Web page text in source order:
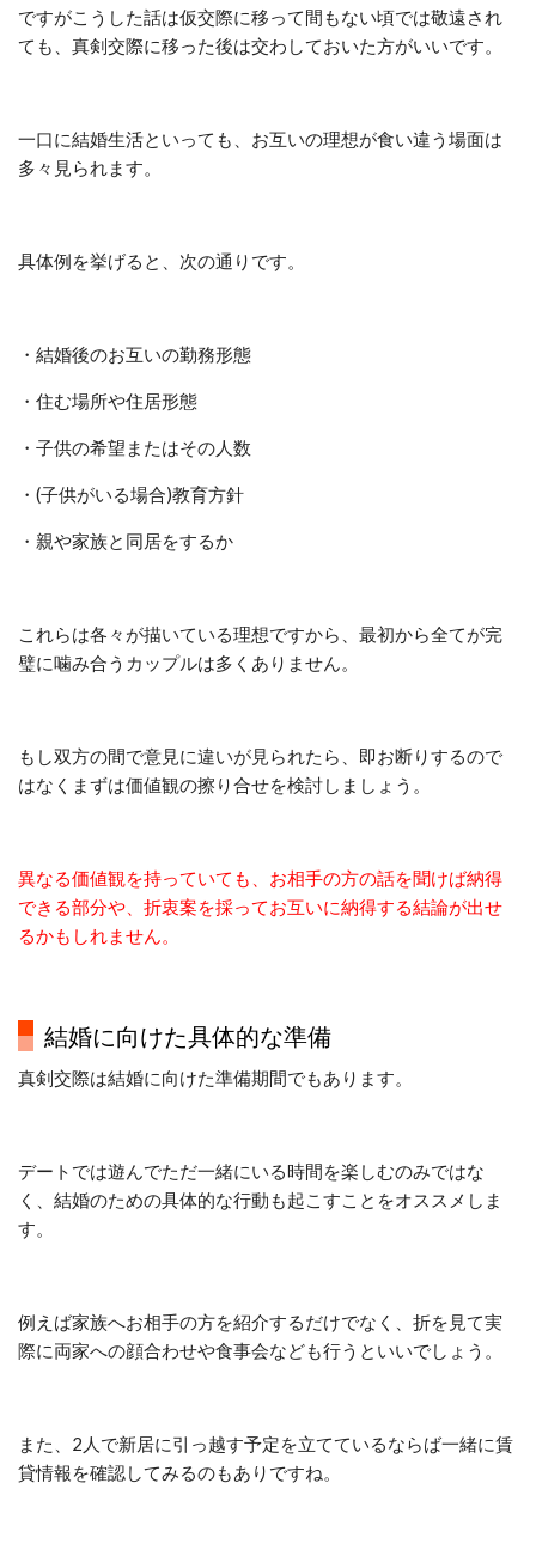
ですがこうした話は仮交際に移って間もない頃では敬遠され
ても、真剣交際に移った後は交わしておいた方がいいです。
一口に結婚生活といっても、お互いの理想が食い違う場面は
多々見られます。
具体例を挙げると、次の通りです。
・結婚後のお互いの勤務形態
・住む場所や住居形態
・子供の希望またはその人数
・(子供がいる場合)教育方針
・親や家族と同居をするか
これらは各々が描いている理想ですから、最初から全てが完
璧に噛み合うカップルは多くありません。
もし双方の間で意見に違いが見られたら、即お断りするので
はなくまずは価値観の擦り合せを検討しましょう。
異なる価値観を持っていても、お相手の方の話を聞けば納得
できる部分や、折衷案を採ってお互いに納得する結論が出せ
るかもしれません。
結婚に向けた具体的な準備
真剣交際は結婚に向けた準備期間でもあります。
デートでは遊んでただ一緒にいる時間を楽しむのみではな
く、結婚のための具体的な行動も起こすことをオススメしま
す。
例えば家族へお相手の方を紹介するだけでなく、折を見て実
際に両家への顔合わせや食事会なども行うといいでしょう。
また、2人で新居に引っ越す予定を立てているならば一緒に賃
貸情報を確認してみるのもありですね。